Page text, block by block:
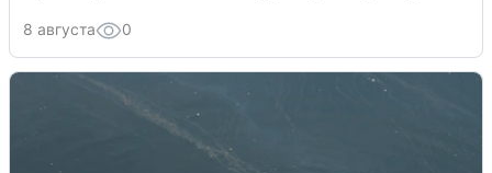
8 августа 0